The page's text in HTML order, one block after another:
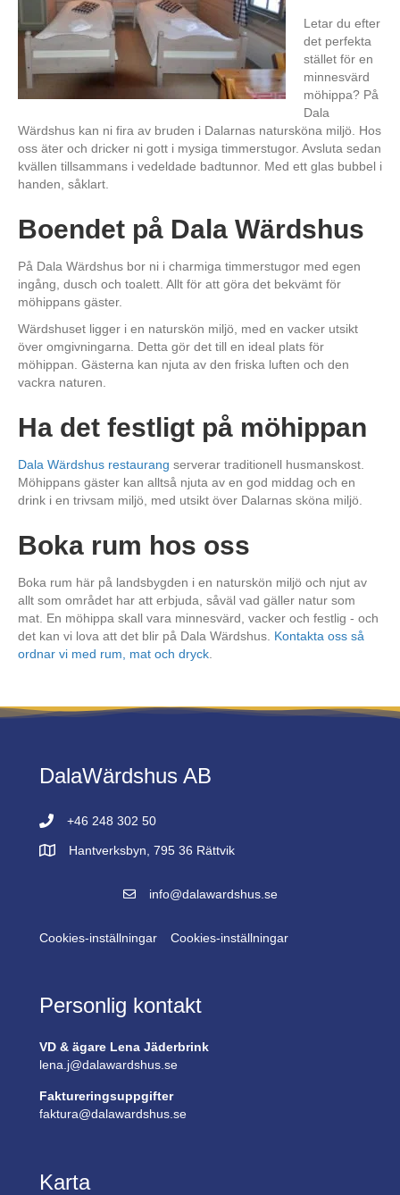
Letar du efter
det perfekta
stället för en
minnesvärd
möhippa? På
Dala
Wärdshus kan ni fira av bruden i Dalarnas natursköna miljö. Hos
oss äter och dricker ni gott i mysiga timmerstugor. Avsluta sedan
kvällen tillsammans i vedeldade badtunnor. Med ett glas bubbel i
handen, såklart.
Boendet på Dala Wärdshus
På Dala Wärdshus bor ni i charmiga timmerstugor med egen
ingång, dusch och toalett. Allt för att göra det bekvämt för
möhippans gäster.
Wärdshuset ligger i en naturskön miljö, med en vacker utsikt
över omgivningarna. Detta gör det till en ideal plats för
möhippan. Gästerna kan njuta av den friska luften och den
vackra naturen.
Ha det festligt på möhippan
Dala Wärdshus restaurang serverar traditionell husmanskost.
Möhippans gäster kan alltså njuta av en god middag och en
drink i en trivsam miljö, med utsikt över Dalarnas sköna miljö.
Boka rum hos oss
Boka rum här på landsbygden i en naturskön miljö och njut av
allt som området har att erbjuda, såväl vad gäller natur som
mat. En möhippa skall vara minnesvärd, vacker och festlig - och
det kan vi lova att det blir på Dala Wärdshus. Kontakta oss så
ordnar vi med rum, mat och dryck
DalaWärdshus AB
+46 248 302 50
Hantverksbyn, 795 36 Rättvik
info@dalawardshus.se
Cookies-inställningar Cookies-inställningar
Personlig kontakt
VD & ägare Lena Jäderbrink
lena.j@dalawardshus.se
Faktureringsuppgifter
faktura@dalawardshus.se
Karta